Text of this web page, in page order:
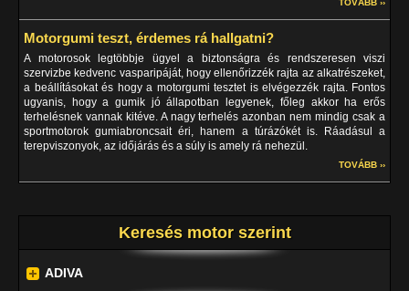
TOVÁBB ››
Motorgumi teszt, érdemes rá hallgatni?
A motorosok legtöbbje ügyel a biztonságra és rendszeresen viszi
szervizbe kedvenc vasparipáját, hogy ellenőrizzék rajta az alkatrészeket,
a beállításokat és hogy a motorgumi tesztet is elvégezzék rajta. Fontos
ugyanis, hogy a gumik jó állapotban legyenek, főleg akkor ha erős
terhelésnek vannak kitéve. A nagy terhelés azonban nem mindig csak a
sportmotorok gumiabroncsait éri, hanem a túrázókét is. Ráadásul a
terepviszonyok, az időjárás és a súly is amely rá nehezül.
TOVÁBB ››
Keresés motor szerint
ADIVA